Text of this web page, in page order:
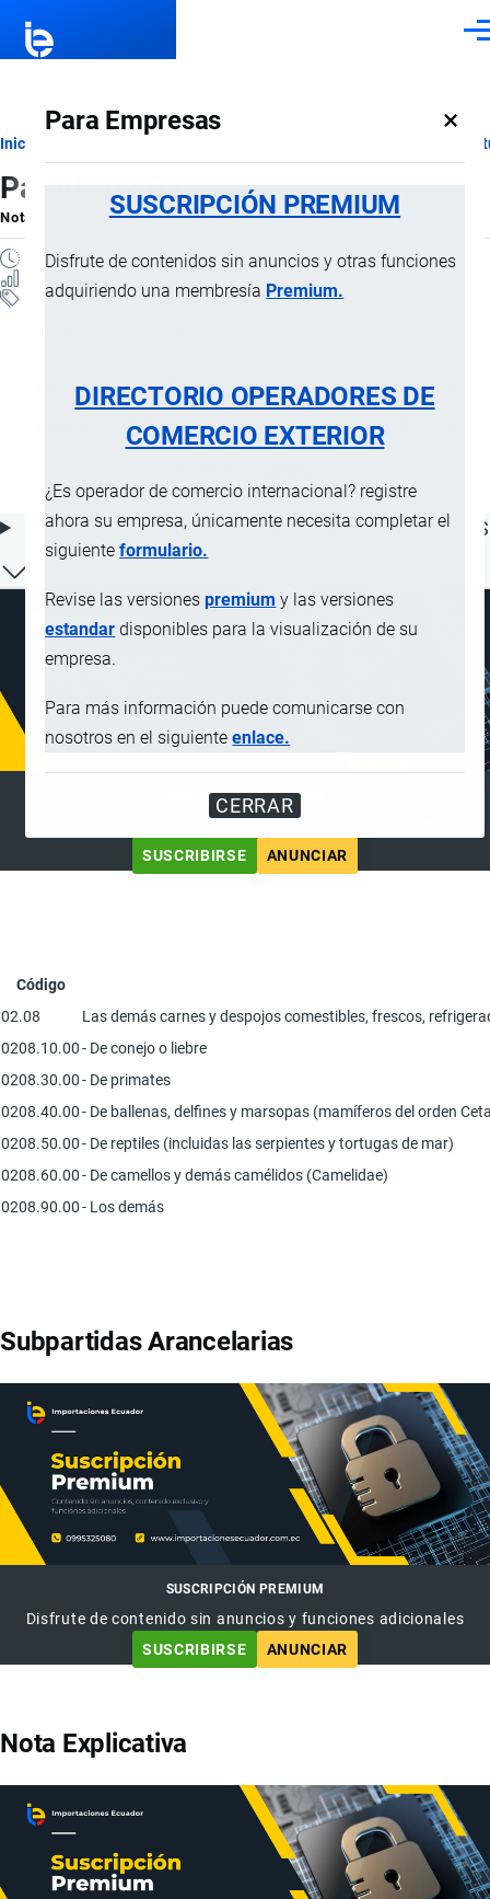
Para Empresas ×
SUSCRIPCIÓN PREMIUM
Disfrute de contenidos sin anuncios y otras funciones
adquiriendo una membresía Premium.
DIRECTORIO OPERADORES DE
COMERCIO EXTERIOR
¿Es operador de comercio internacional? registre
ahora su empresa, únicamente necesita completar el
siguienteformulario.
Revise las versionespremium y las versiones
estandar disponibles para la visualización de su
empresa.
Para más información puede comunicarse con
nosotros en el siguienteenlace.
CERRAR
Ruta
de
navegación
Inicio
Partida 02.08
Nota ExplicativaporImportaciones …, 16 Julio, 2024
2 MINUTOS
Notas Explicativas
02.08 Las demás carnes y despojos
comestibles, frescos, refrigerados o
ÍNDICE DE CONTENIDOS
SUSCRIPCIÓN PREMIUM
SUSCRIBIRSE
ANUNCIAR
Código
02.08
Las demás carnes y despojos comestibles, frescos,
0208.10.00- De conejo o liebre
0208.30.00- De primates
0208.40.00- De ballenas, delfines y marsopas (mamíferos del orden
0208.50.00- De reptiles (incluidas las serpientes y tortugas de mar)
0208.60.00- De camellos y demás camélidos (Camelidae)
0208.90.00- Los demás
Subpartidas Arancelarias
SUSCRIPCIÓN PREMIUM
Disfrute de contenido sin anuncios y funciones adicionales
SUSCRIBIRSE
ANUNCIAR
Nota Explicativa